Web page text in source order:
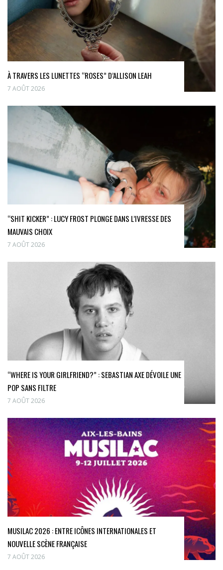
À TRAVERS LES LUNETTES “ROSES” D’ALLISON LEAH
7 AOÛT 2026
“SHIT KICKER” : LUCY FROST PLONGE DANS L’IVRESSE DES
MAUVAIS CHOIX
7 AOÛT 2026
“WHERE IS YOUR GIRLFRIEND?” : SEBASTIAN AXE DÉVOILE UNE
POP SANS FILTRE
7 AOÛT 2026
MUSILAC 2026 : ENTRE ICÔNES INTERNATIONALES ET
NOUVELLE SCÈNE FRANÇAISE
7 AOÛT 2026